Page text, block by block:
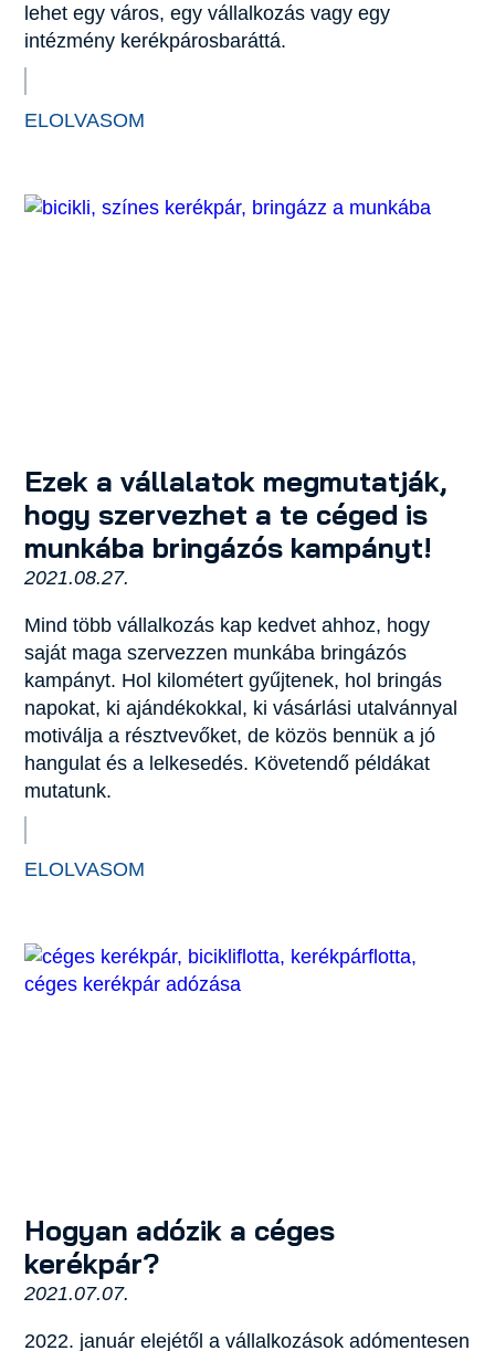
lehet egy város, egy vállalkozás vagy egy
intézmény kerékpárosbaráttá.
ELOLVASOM
Ezek a vállalatok megmutatják,
hogy szervezhet a te céged is
munkába bringázós kampányt!
2021.08.27.
Mind több vállalkozás kap kedvet ahhoz, hogy
saját maga szervezzen munkába bringázós
kampányt. Hol kilométert gyűjtenek, hol bringás
napokat, ki ajándékokkal, ki vásárlási utalvánnyal
motiválja a résztvevőket, de közös bennük a jó
hangulat és a lelkesedés. Követendő példákat
mutatunk.
ELOLVASOM
Hogyan adózik a céges
kerékpár?
2021.07.07.
2022. január elejétől a vállalkozások adómentesen